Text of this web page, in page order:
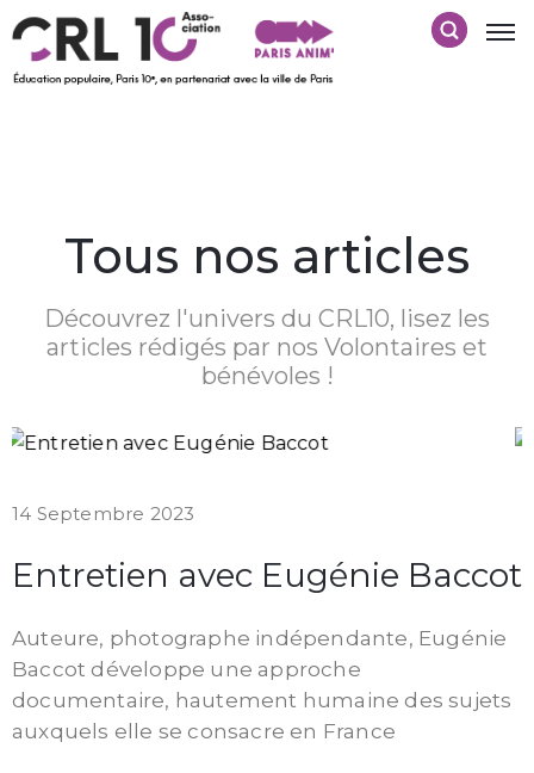
Tous nos articles
Découvrez l'univers du CRL10, lisez les
articles rédigés par nos Volontaires et
bénévoles !
14 Septembre 2023
Entretien avec Eugénie Baccot
Auteure, photographe indépendante, Eugénie
Baccot développe une approche
documentaire, hautement humaine des sujets
auxquels elle se consacre en France